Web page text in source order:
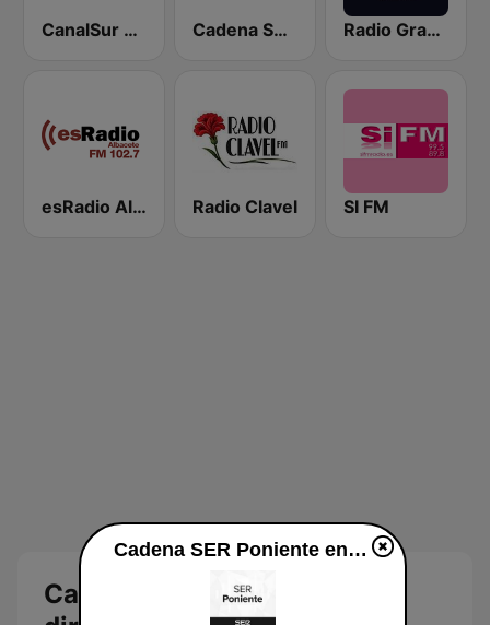
CanalSur Radio Granada Cadena SER Roquetas Radio Granada SER
esRadio Albacete Radio Clavel SI FM
Cadena SER Poniente en
Cadena SER Poniente en vivo